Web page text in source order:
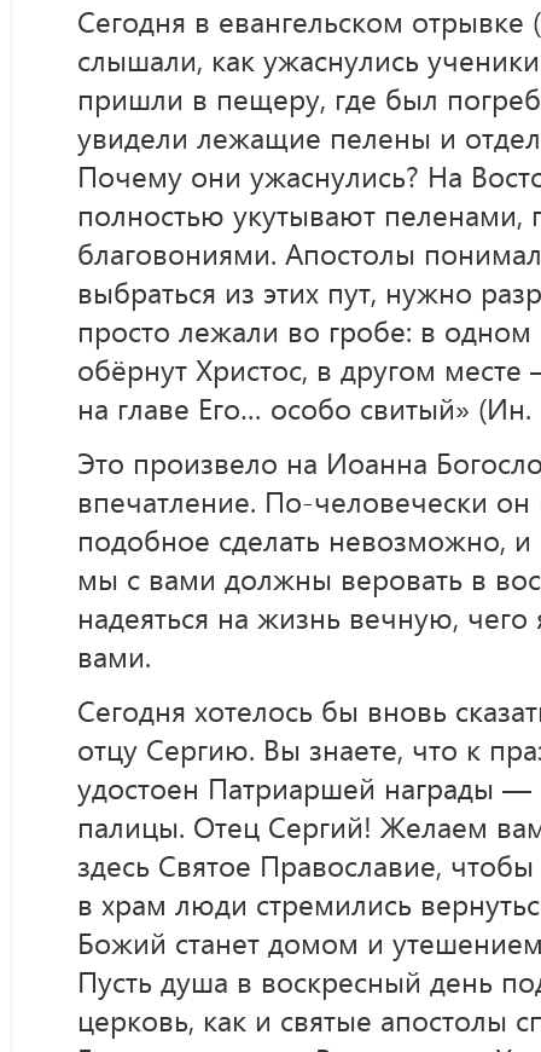
Сегодня в евангельском
слышали, как ужаснулись
пришли в пещеру, где был
увидели лежащие пелены и
Почему они ужаснулись? На
полностью укутывают
благовониями. Апостолы
выбраться из этих пут, нужно
просто лежали во гробе: в
обёрнут Христос, в другом
на главе Его… особо свитый» (Ин.
Это произвело на Иоанна
впечатление. По-человечески
подобное сделать невозможно,
мы с вами должны веровать в
надеяться на жизнь вечную,
вами.
Сегодня хотелось бы вновь
отцу Сергию. Вы знаете, что к
удостоен Патриаршей награды
палицы. Отец Сергий! Желаем
здесь Святое Православие,
в храм люди стремились
Божий станет домом и
Пусть душа в воскресный день
церковь, как и святые апостолы